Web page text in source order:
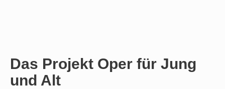
Das Projekt Oper für Jung
und Alt